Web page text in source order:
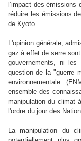
l’impact des
réduire les émissions
de Kyoto.
L'opinion générale,
gaz à effet de serre
gouvernements, ni les
question de la "guerre
environnementale
ensemble des
manipulation du climat
l'ordre du jour des
La manipulation du